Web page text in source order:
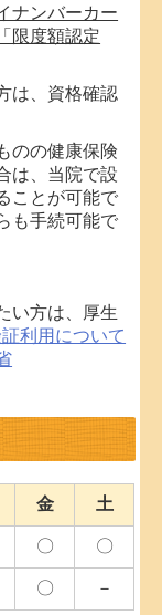
ナンバーカー
限度額認定
は、資格確認
のの健康保険
は、当院で設
ことが可能で
も手続可能で
い方は、厚生
利用について
金 土
〇 〇
〇 －